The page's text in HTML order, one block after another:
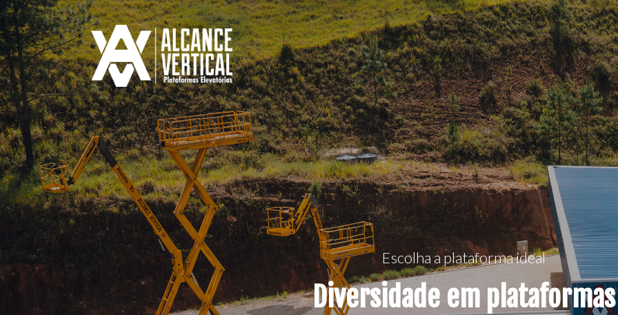
Escolha a plataforma ideal
Diversidade em plataformas